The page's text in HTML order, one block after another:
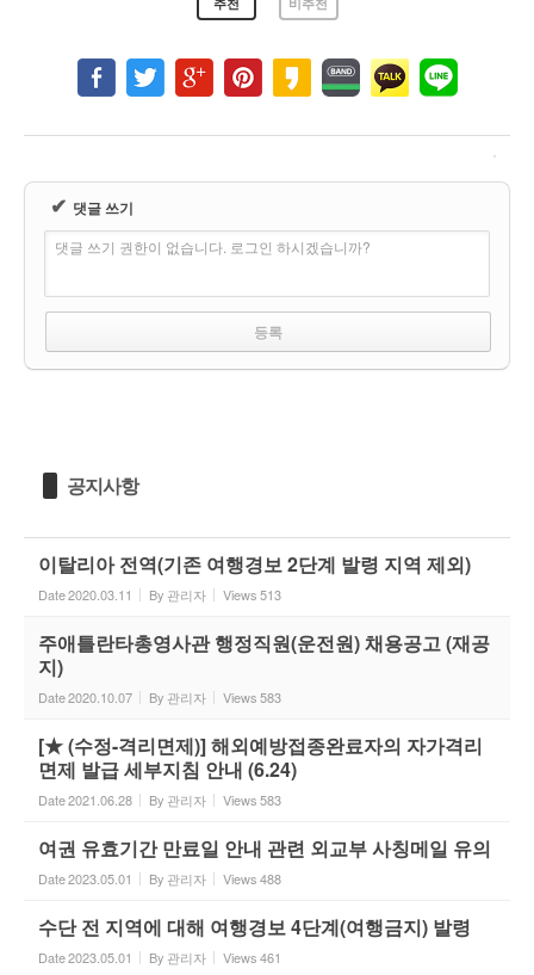
✔ 댓글 쓰기
댓글 쓰기 권한이 없습니다. 로그인 하시겠습니까?
공지사항
이탈리아 전역(기존 여행경보 2단계 발령 지역 제외)
Date2020.03.11 By 관리자 Views513
주애틀란타총영사관 행정직원(운전원) 채용공고 (재공
지)
Date2020.10.07 By 관리자 Views583
[★ (수정-격리면제)] 해외예방접종완료자의 자가격리
면제 발급 세부지침 안내 (6.24)
Date2021.06.28 By 관리자 Views583
여권 유효기간 만료일 안내 관련 외교부 사칭메일 유의
Date2023.05.01 By 관리자 Views488
수단 전 지역에 대해 여행경보 4단계(여행금지) 발령
Date2023.05.01 By 관리자 Views461